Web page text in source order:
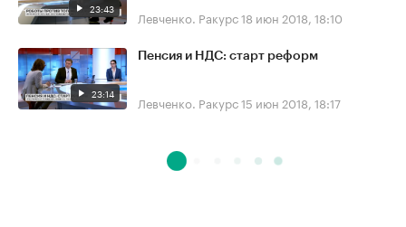
23:43 Левченко. Ракурс18 июн 2018, 18:10
23:14
Пенсия и НДС: старт реформ
Левченко. Ракурс15 июн 2018, 18:17